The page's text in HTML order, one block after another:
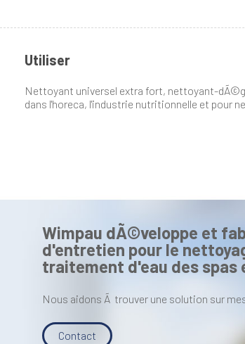
Utiliser
Nettoyant universel extra fort, nettoyant-
dans l'horeca, l'industrie nutritionnelle et pour
Wimpau dÃ©veloppe et
d'entretien pour le
traitement d'eau des spas
Nous aidons Ã trouver une solution sur
Contact